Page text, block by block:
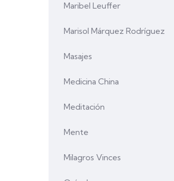
Maribel Leuffer
Marisol Márquez Rodríguez
Masajes
Medicina China
Meditación
Mente
Milagros Vinces